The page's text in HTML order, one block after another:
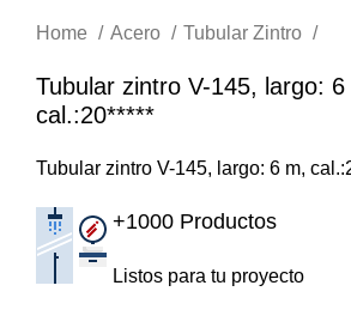
Home Acero Tubular Zintro
Tubular zintro V-145, largo: 6
cal.:20*****
Tubular zintro V-145, largo: 6 m,
+1000 Productos
Listos para tu proyecto